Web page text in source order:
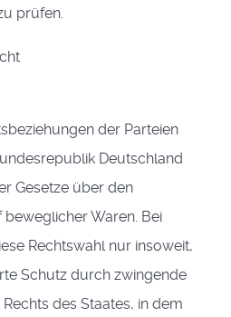
prüfen.
der Parteien
Deutschland
Gesetze über den
beweglicher Waren. Bei
Rechtswahl nur insoweit,
Schutz durch zwingende
des Staates, in dem